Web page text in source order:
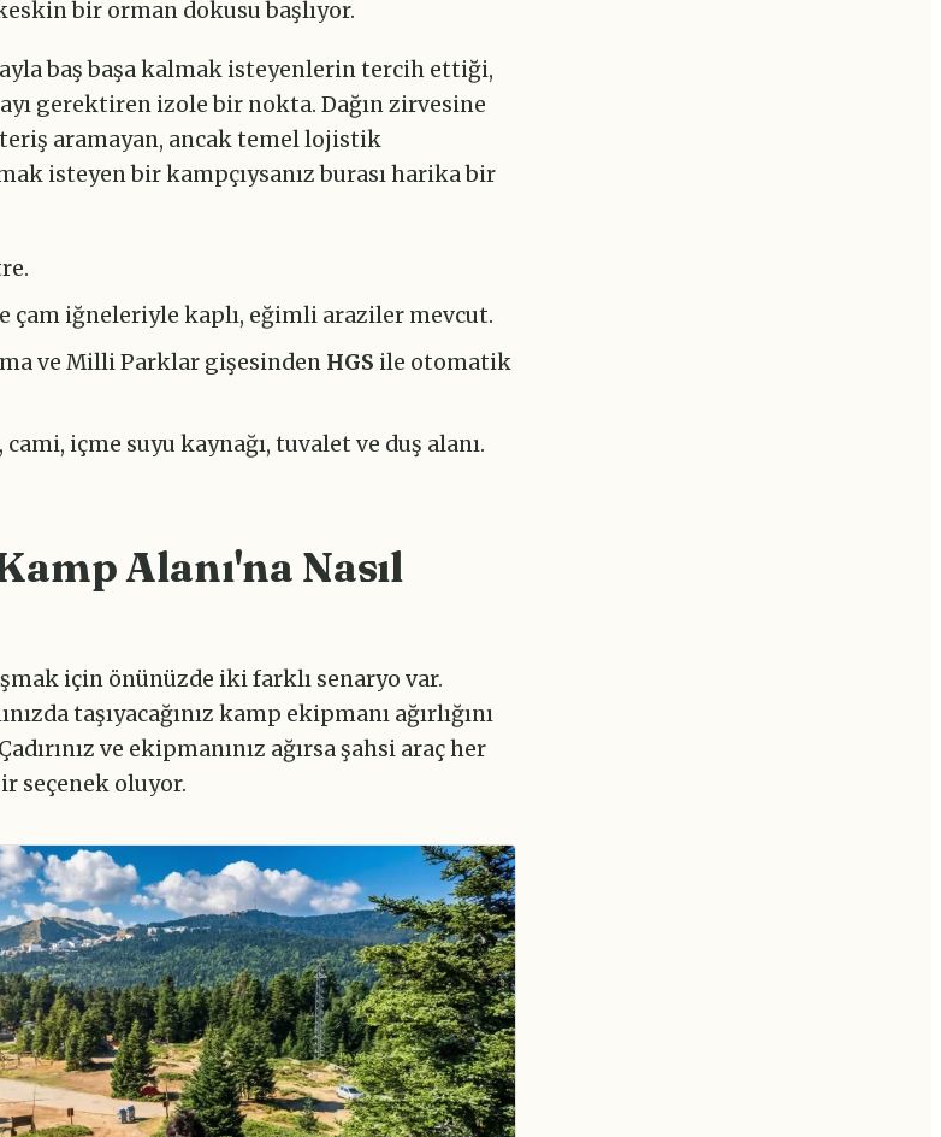
bir orman dokusu başlıyor.
baş başa kalmak isteyenlerin tercih ettiği,
gerektiren izole bir nokta. Dağın zirvesine
aramayan, ancak temel lojistik
isteyen bir kampçıysanız burası harika bir
çam iğneleriyle kaplı, eğimli araziler mevcut.
ve Milli Parklar gişesinden HGS ile otomatik
içme suyu kaynağı, tuvalet ve duş alanı.
Alanı'na Nasıl
için önünüzde iki farklı senaryo var.
taşıyacağınız kamp ekipmanı ağırlığını
ve ekipmanınız ağırsa şahsi araç her
seçenek oluyor.